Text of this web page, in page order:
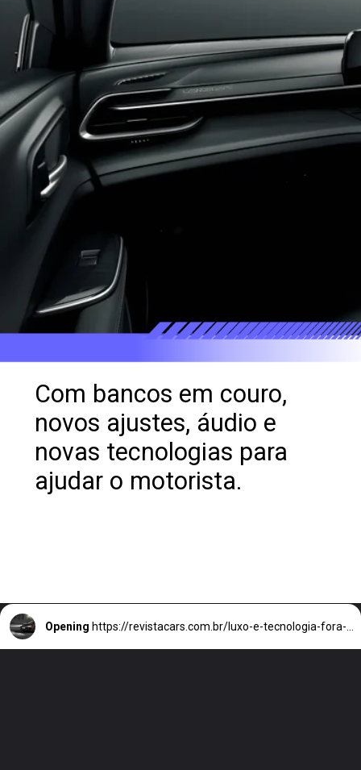
Com bancos em couro,
novos ajustes, áudio e
novas tecnologias para
ajudar o motorista.
Opening